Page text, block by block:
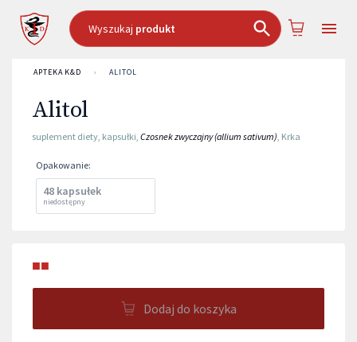
Wyszukaj produkt
APTEKA K&D › ALITOL
Alitol
suplement diety, kapsułki, Czosnek zwyczajny (allium sativum), Krka
Opakowanie:
48 kapsułek
niedostępny
■■
Dodaj do koszyka